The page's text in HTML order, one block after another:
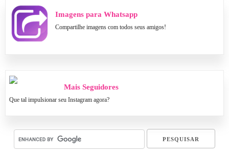
Imagens para Whatsapp
Compartilhe imagens com todos seus amigos!
Mais Seguidores
Que tal impulsionar seu Instagram agora?